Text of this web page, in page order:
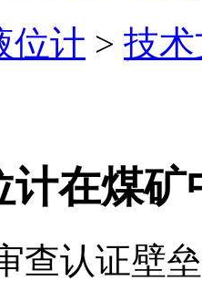
位计 > 技
计在煤矿
认证壁